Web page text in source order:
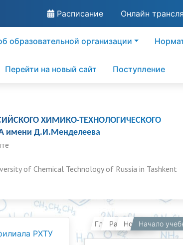
Расписание Онлайн
образовательной организации
Перейти на новый сайт Поступление
ХИМИКО-ТЕХНОЛОГИЧЕСКОГО
имени Д.И.Менделеева
of Chemical Technology of Russia in Tashkent
РХТУ
Главная Работникам Новости